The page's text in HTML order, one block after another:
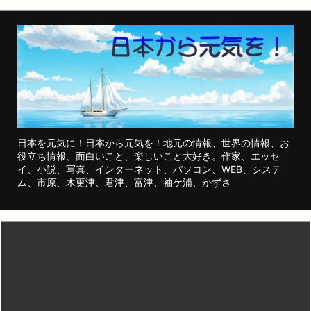
日本を元気に！日本から元気を！地元の情報、世界の情報、お
役立ち情報、面白いこと、楽しいこと大好き。作家、エッセ
イ、小説、写真、インターネット、パソコン、WEB、システ
ム、市原、木更津、君津、富津、袖ケ浦、かずさ